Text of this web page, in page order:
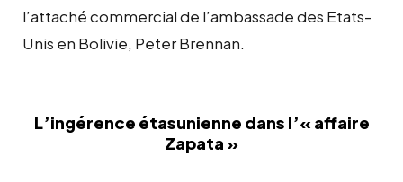
l’attaché commercial de l’ambassade des Etats-
Unis en Bolivie, Peter Brennan.
L’ingérence étasunienne dans l’« affaire
Zapata »